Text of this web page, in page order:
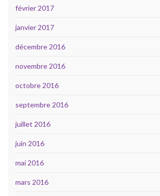
février 2017
janvier 2017
décembre 2016
novembre 2016
octobre 2016
septembre 2016
juillet 2016
juin 2016
mai 2016
mars 2016